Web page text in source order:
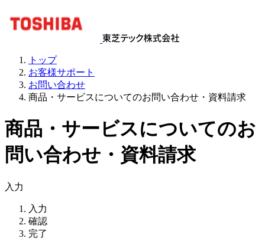
トップ
お客様サポート
お問い合わせ
商品・サービスについてのお問い合わせ・資料請求
商品・サービスについてのお
問い合わせ・資料請求
入力
入力
確認
完了